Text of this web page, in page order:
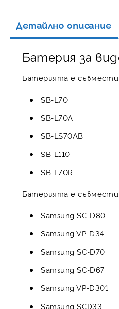
Детайлно описание
Батерия за
Батерията е
SB-L70
SB-L70A
SB-LS70AB
SB-L110
SB-L70R
Батерията е
Samsung SC-D80
Samsung VP-D34
Samsung SC-D70
Samsung SC-D67
Samsung VP-D301
Samsung SCD33